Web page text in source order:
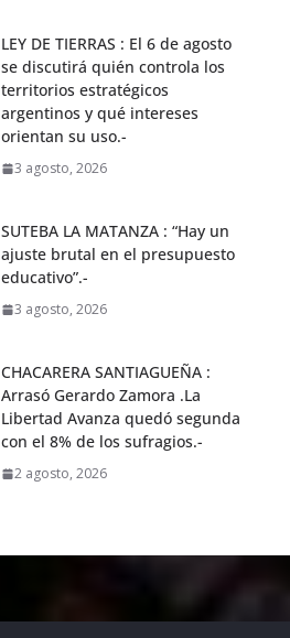
LEY DE TIERRAS : El 6 de agosto
se discutirá quién controla los
territorios estratégicos
argentinos y qué intereses
orientan su uso.-
3 agosto, 2026
SUTEBA LA MATANZA : “Hay un
ajuste brutal en el presupuesto
educativo”.-
3 agosto, 2026
CHACARERA SANTIAGUEÑA :
Arrasó Gerardo Zamora .La
Libertad Avanza quedó segunda
con el 8% de los sufragios.-
2 agosto, 2026